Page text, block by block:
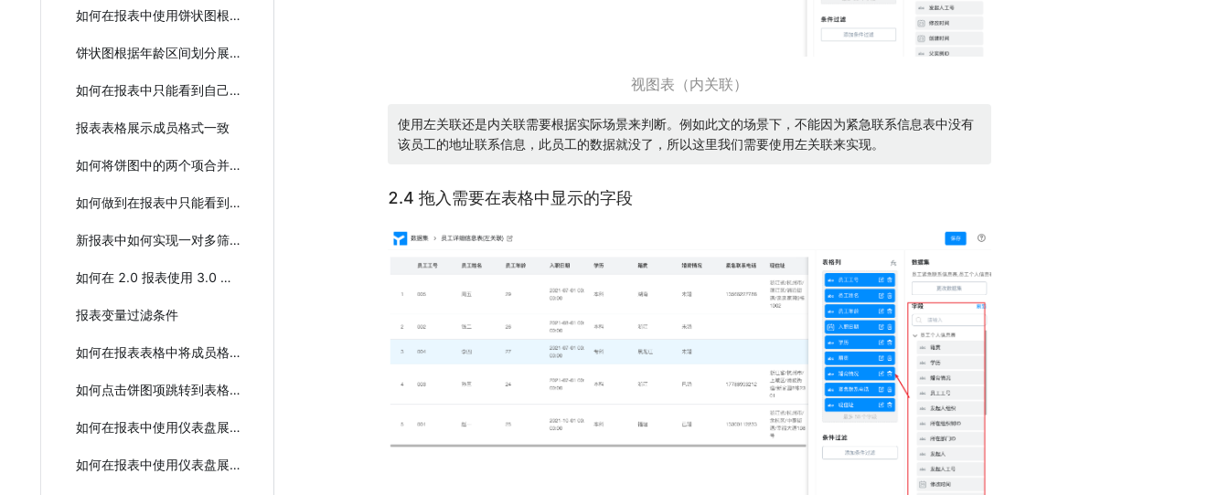
如何在报表中使用饼状图根据年龄区间来划分展示？
饼状图根据年龄区间划分展示
如何在报表中只能看到自己部门的数据
报表表格展示成员格式一致
如何将饼图中的两个项合并成一个进行计数？
如何做到在报表中只能看到自己部门的数据？
新报表中如何实现一对多筛选？
如何在 2.0 报表使用 3.0 报表功能
报表变量过滤条件
如何在报表表格中将成员格式展示成一致？
如何点击饼图项跳转到表格详情列表
如何在报表中使用仪表盘展示身体状况？
如何在报表中使用仪表盘展示身体状况
视图表（内关联）
使用左关联还是内关联需要根据实际场景来判断。例如此文的场景下，不能因为紧急联系信息表中没有
该员工的地址联系信息，此员工的数据就没了，所以这里我们需要使用左关联来实现。
2.4 拖入需要在表格中显示的字段